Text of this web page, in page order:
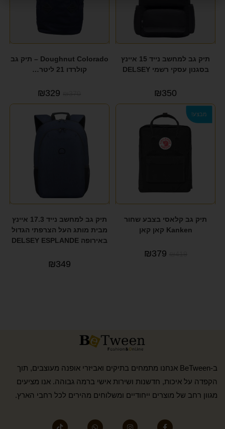
תיק גב למחשב נייד 15 איינץ
בסגנון עסקי רשמי DELSEY
₪350
Doughnut Colorado – תיק גב
קולרדו 21 ליטר…
₪370
₪329
מבצע!
תיק גב קלאסי בצבע שחור
Kanken קאן קאן
₪419
₪379
תיק גב למחשב נייד 17.3 איינץ
מבית מותג העל הצרפתי הגדול
באירופה DELSEY ESPLANDE
₪349
ב-BeTween אנחנו מתמחים בתיקים ואביזרי אופנה מעוצבים, תוך
הקפדה על איכות, חדשנות ושירות אישי ברמה גבוהה. אנו מציעים
מגוון רחב של מוצרים ייחודיים ומשלוחים מהירים לכל רחבי הארץ.